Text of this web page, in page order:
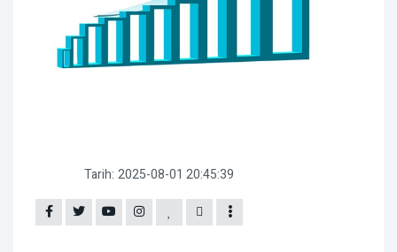
Tarih: 2025-08-01 20:45:39